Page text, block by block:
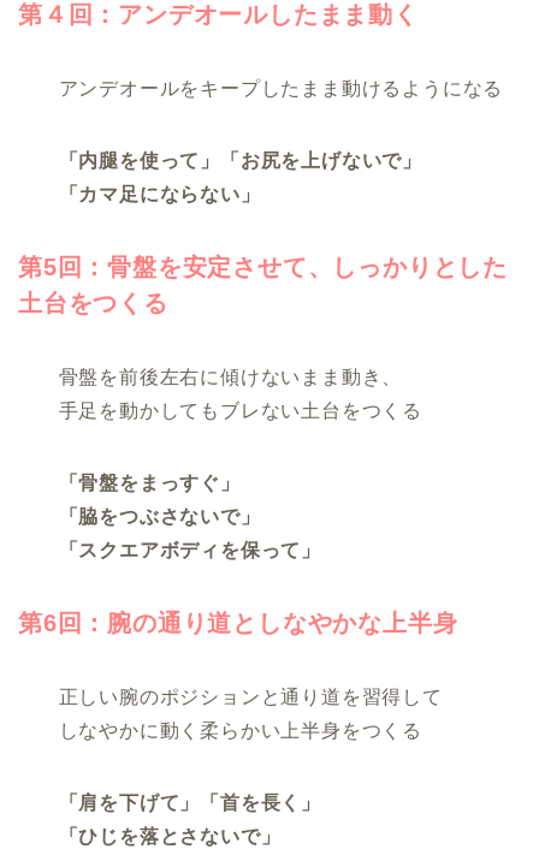
第４回：アンデオールしたまま動く
アンデオールをキープしたまま動けるようになる
「内腿を使って」「お尻を上げないで」
「カマ足にならない」
第5回：骨盤を安定させて、しっかりとした
土台をつくる
骨盤を前後左右に傾けないまま動き、
手足を動かしてもブレない土台をつくる
「骨盤をまっすぐ」
「脇をつぶさないで」
「スクエアボディを保って」
第6回：腕の通り道としなやかな上半身
正しい腕のポジションと通り道を習得して
しなやかに動く柔らかい上半身をつくる
「肩を下げて」「首を長く」
「ひじを落とさないで」